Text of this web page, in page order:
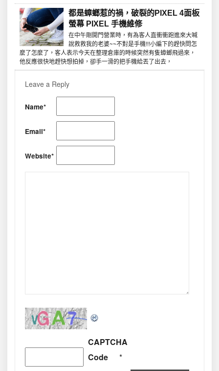
都是蟑螂惹的禍，破裂的PIXEL 4面板
螢幕 PIXEL 手機維修
在中午剛開門營業時，有為客人直衝衝跑進來大喊
說救救我的老婆~~不對是手機!!!小編下的趕快問怎
麼了怎麼了，客人表示今天在整理倉庫的時候突然有隻蟑螂飛過來，
他反應很快地趕快想拍掉，卻手一滑的把手機給丟了出去，
Leave a Reply
Name*
Email*
Website*
CAPTCHA
Code
*